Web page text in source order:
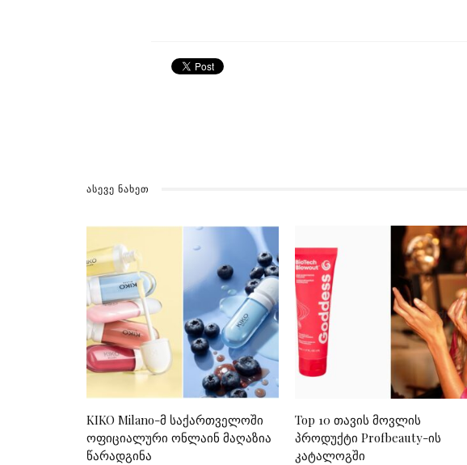
ᲐᲡᲔᲕᲔ ᲜᲐᲮᲔᲗ
KIKO Milano-მ საქართველოში
ოფიციალური ონლაინ მაღაზია
წარადგინა
Top 10 თავის მოვლის
პროდუქტი Profbeauty-ის
კატალოგში